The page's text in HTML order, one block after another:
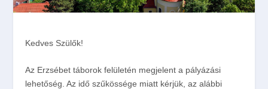
Kedves Szülők!
Az Erzsébet táborok felületén megjelent a pályázási
lehetőség. Az idő szűkössége miatt kérjük, az alábbi